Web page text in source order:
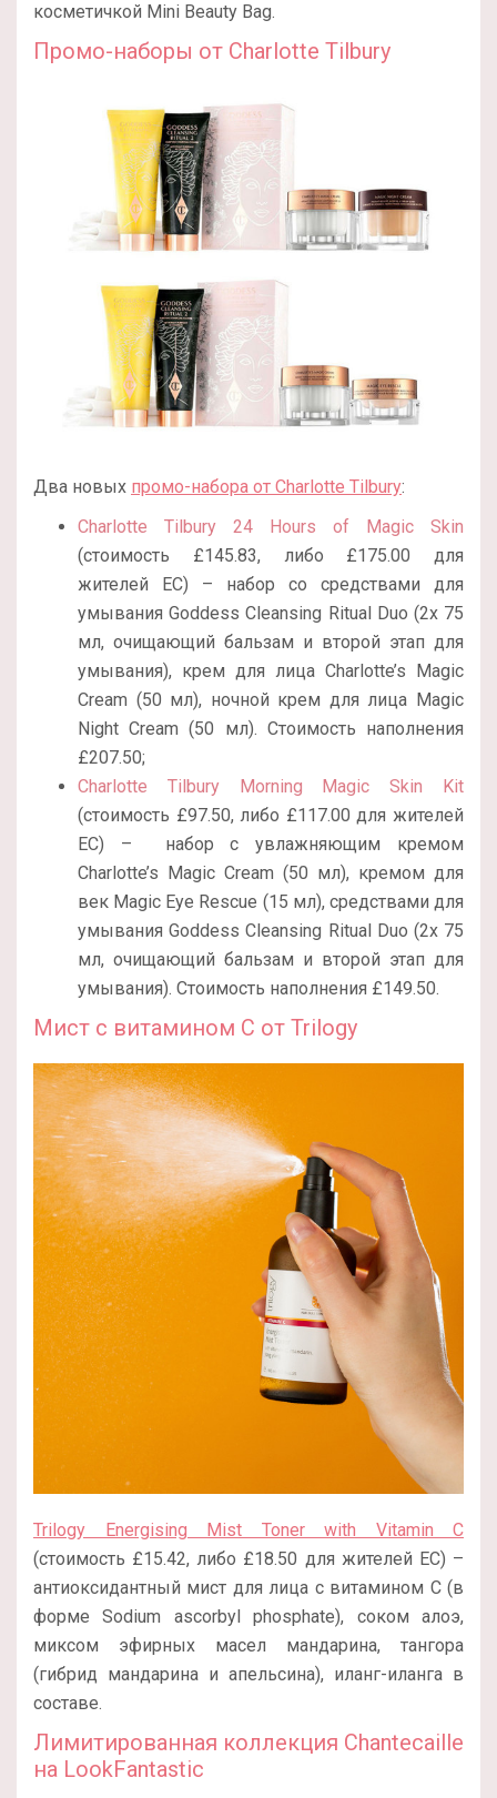
косметичкой Mini Beauty Bag.
Промо-наборы от Charlotte Tilbury
Два новых промо-набора от Charlotte Tilbury:
Charlotte Tilbury 24 Hours of Magic Skin
(стоимость £145.83, либо £175.00 для
жителей ЕС) – набор со средствами для
умывания Goddess Cleansing Ritual Duo (2x 75
мл, очищающий бальзам и второй этап для
умывания), крем для лица Charlotte’s Magic
Cream (50 мл), ночной крем для лица Magic
Night Cream (50 мл). Стоимость наполнения
£207.50;
Charlotte Tilbury Morning Magic Skin Kit
(стоимость £97.50, либо £117.00 для жителей
ЕС) – набор с увлажняющим кремом
Charlotte’s Magic Cream (50 мл), кремом для
век Magic Eye Rescue (15 мл), средствами для
умывания Goddess Cleansing Ritual Duo (2x 75
мл, очищающий бальзам и второй этап для
умывания). Стоимость наполнения £149.50.
Мист с витамином С от Trilogy
Trilogy Energising Mist Toner with Vitamin C
(стоимость £15.42, либо £18.50 для жителей ЕС) –
антиоксидантный мист для лица с витамином С (в
форме Sodium ascorbyl phosphate), соком алоэ,
миксом эфирных масел мандарина, тангора
(гибрид мандарина и апельсина), иланг-иланга в
составе.
Лимитированная коллекция Chantecaille
на LookFantastic